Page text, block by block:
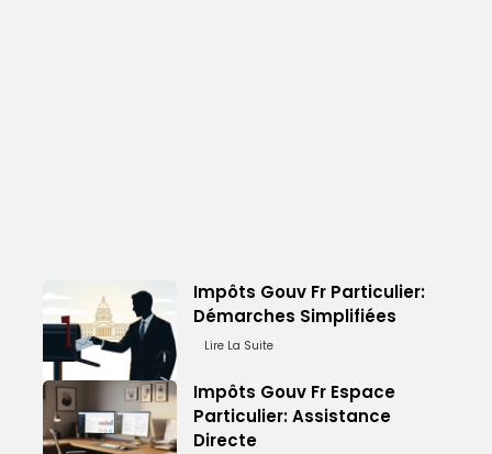
Impôts Gouv Fr Particulier:
Démarches Simplifiées
Lire La Suite
Impôts Gouv Fr Espace
Particulier: Assistance
Directe